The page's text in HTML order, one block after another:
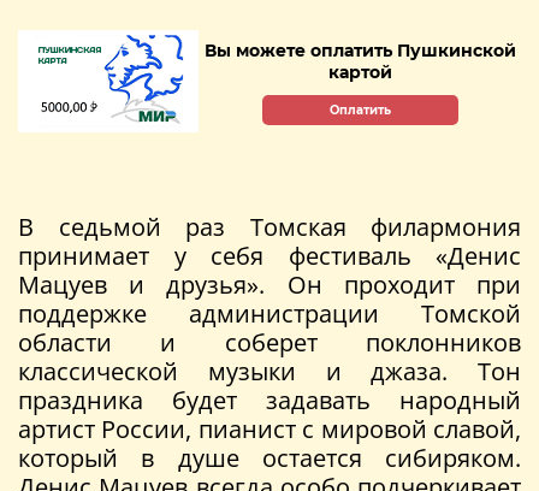
Вы можете оплатить Пушкинской
картой
Оплатить
В седьмой раз Томская филармония
принимает у себя фестиваль «Денис
Мацуев и друзья». Он проходит при
поддержке администрации Томской
области и соберет поклонников
классической музыки и джаза. Тон
праздника будет задавать народный
артист России, пианист с мировой славой,
который в душе остается сибиряком.